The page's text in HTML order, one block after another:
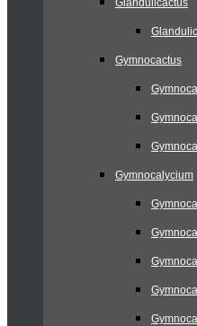
Glandulicactus
Gymnocactus
Gymnocalycium